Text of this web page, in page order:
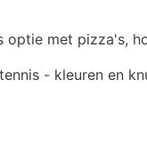
optie met pizza's,
- kleuren en